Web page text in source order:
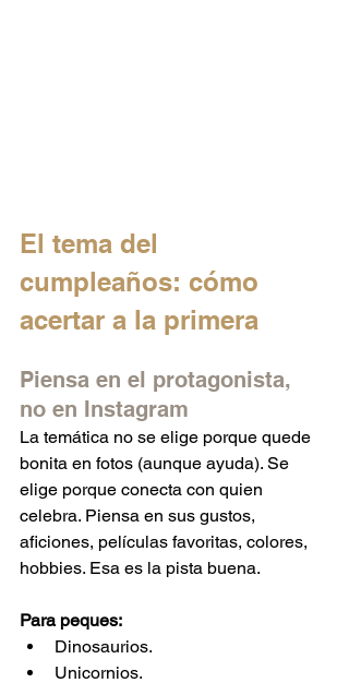
El tema del
cumpleaños: cómo
acertar a la primera
Piensa en el protagonista,
no en Instagram
La temática no se elige porque quede
bonita en fotos (aunque ayuda). Se
elige porque conecta con quien
celebra. Piensa en sus gustos,
aficiones, películas favoritas, colores,
hobbies. Esa es la pista buena.
Para peques:
Dinosaurios.
Unicornios.